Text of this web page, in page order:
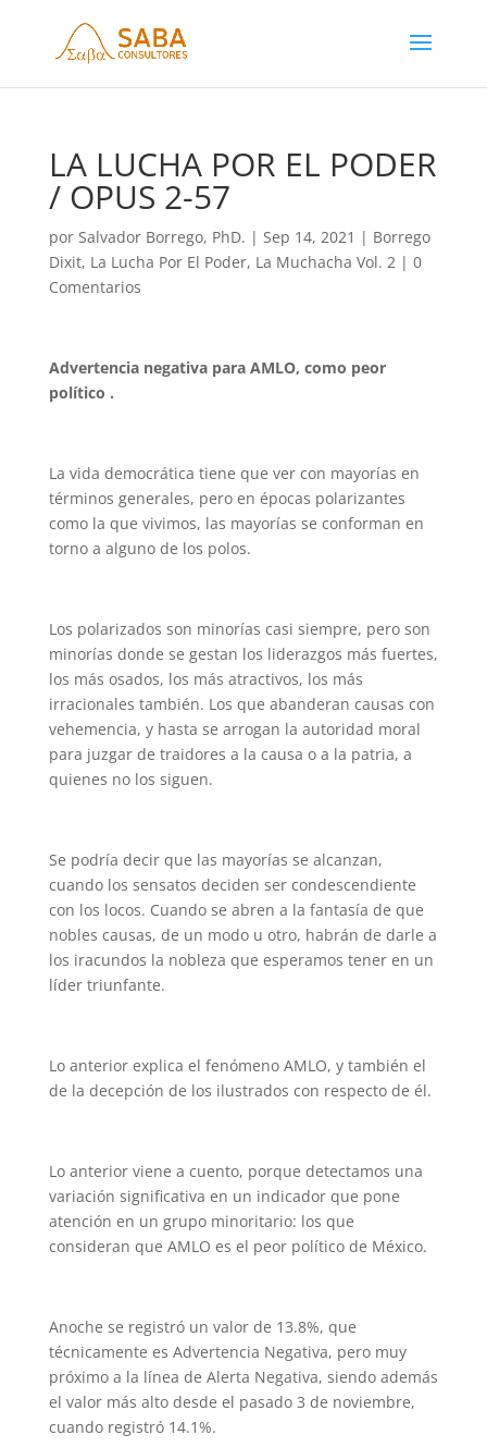
LA LUCHA POR EL PODER
/ OPUS 2-57
por Salvador Borrego, PhD. | Sep 14, 2021 | Borrego
Dixit, La Lucha Por El Poder, La Muchacha Vol. 2| 0
Comentarios
Advertencia negativa para AMLO, como peor
político .
La vida democrática tiene que ver con mayorías en
términos generales, pero en épocas polarizantes
como la que vivimos, las mayorías se conforman en
torno a alguno de los polos.
Los polarizados son minorías casi siempre, pero son
minorías donde se gestan los liderazgos más fuertes,
los más osados, los más atractivos, los más
irracionales también. Los que abanderan causas con
vehemencia, y hasta se arrogan la autoridad moral
para juzgar de traidores a la causa o a la patria, a
quienes no los siguen.
Se podría decir que las mayorías se alcanzan,
cuando los sensatos deciden ser condescendiente
con los locos. Cuando se abren a la fantasía de que
nobles causas, de un modo u otro, habrán de darle a
los iracundos la nobleza que esperamos tener en un
líder triunfante.
Lo anterior explica el fenómeno AMLO, y también el
de la decepción de los ilustrados con respecto de él.
Lo anterior viene a cuento, porque detectamos una
variación significativa en un indicador que pone
atención en un grupo minoritario: los que
consideran que AMLO es el peor político de México.
Anoche se registró un valor de 13.8%, que
técnicamente es Advertencia Negativa, pero muy
próximo a la línea de Alerta Negativa, siendo además
el valor más alto desde el pasado 3 de noviembre,
cuando registró 14.1%.